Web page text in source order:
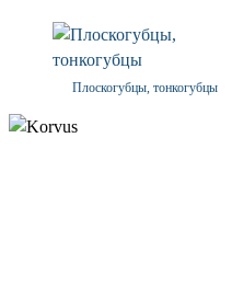
Плоскогубцы, тонкогубцы